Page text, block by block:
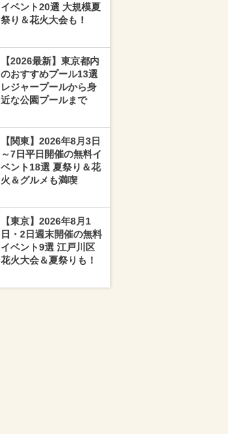
イベント20選 大規模夏
祭り＆花火大会も！
【2026最新】東京都内
のおすすめプール13選
レジャープールから身
近な公園プールまで
【関東】2026年8月3日
～7日平日開催の無料イ
ベント18選 夏祭り＆花
火＆グルメも満喫
【東京】2026年8月1
日・2日週末開催の無料
イベント9選 江戸川区
花火大会＆夏祭りも！